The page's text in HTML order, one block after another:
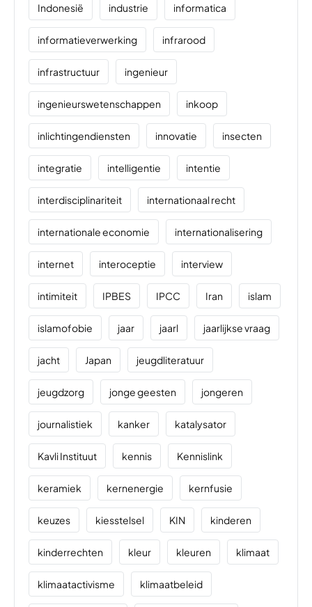
Indonesië industrie informatica
informatieverwerking infrarood
infrastructuur ingenieur
ingenieurswetenschappen inkoop
inlichtingendiensten innovatie insecten
integratie intelligentie intentie
interdisciplinariteit internationaal recht
internationale economie internationalisering
internet interoceptie interview
intimiteit IPBES IPCC Iran islam
islamofobie jaar jaarl jaarlijkse vraag
jacht Japan jeugdliteratuur
jeugdzorg jonge geesten jongeren
journalistiek kanker katalysator
Kavli Instituut kennis Kennislink
keramiek kernenergie kernfusie
keuzes kiesstelsel KIN kinderen
kinderrechten kleur kleuren klimaat
klimaatactivisme klimaatbeleid